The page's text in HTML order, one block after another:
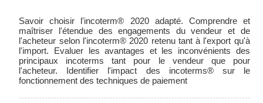
Savoir choisir l'incoterm® 2020 adapté. Comprendre et
maîtriser l'étendue des engagements du vendeur et de
l'acheteur selon l'incoterm® 2020 retenu tant à l'export qu'à
l'import. Evaluer les avantages et les inconvénients des
principaux incoterms tant pour le vendeur que pour
l'acheteur. Identifier l'impact des incoterms® sur le
fonctionnement des techniques de paiement